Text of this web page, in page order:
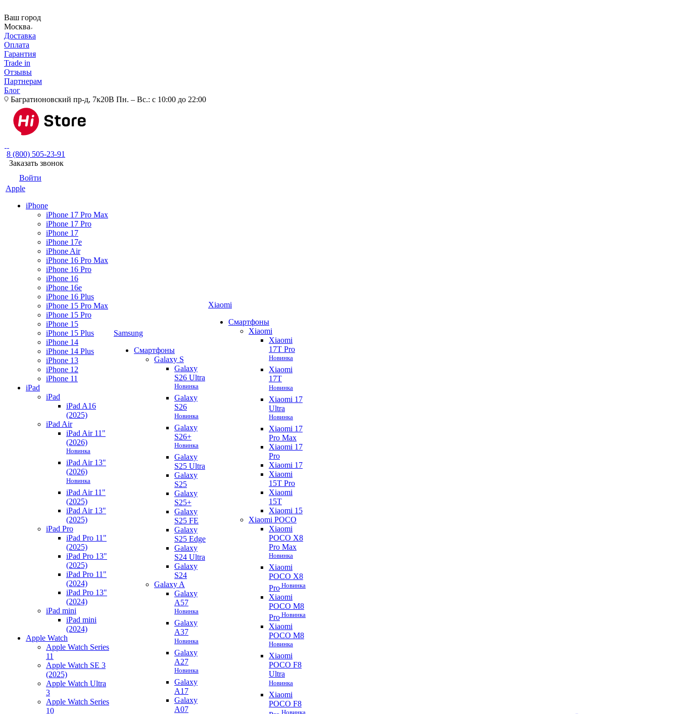
Ваш город
Москва
Доставка
Оплата
Гарантия
Trade in
Отзывы
Партнерам
Блог
Багратионовский пр-д, 7к20В Пн. – Вс.: с 10:00 до 22:00
8 (800) 505-23-91
Заказать звонок
Войти
Apple
iPhone
iPhone 17 Pro Max
iPhone 17 Pro
iPhone 17
iPhone 17e
iPhone Air
iPhone 16 Pro Max
iPhone 16 Pro
iPhone 16
iPhone 16e
iPhone 16 Plus
iPhone 15 Pro Max
iPhone 15 Pro
iPhone 15
iPhone 15 Plus
iPhone 14
iPhone 14 Plus
iPhone 13
iPhone 12
iPhone 11
iPad
iPad
iPad A16
(2025)
iPad Air
iPad Air 11"
(2026)
Новинка
iPad Air 13"
(2026)
Новинка
iPad Air 11"
(2025)
iPad Air 13"
(2025)
iPad Pro
iPad Pro 11"
(2025)
iPad Pro 13"
(2025)
iPad Pro 11"
(2024)
iPad Pro 13"
(2024)
iPad mini
iPad mini
(2024)
Apple Watch
Apple Watch Series
11
Apple Watch SE 3
(2025)
Apple Watch Ultra
3
Apple Watch Series
10
Samsung
Смартфоны
Galaxy S
Galaxy
S26 Ultra
Новинка
Galaxy
S26
Новинка
Galaxy
S26+
Новинка
Galaxy
S25 Ultra
Galaxy
S25
Galaxy
S25+
Galaxy
S25 FE
Galaxy
S25 Edge
Galaxy
S24 Ultra
Galaxy
S24
Galaxy A
Galaxy
A57
Новинка
Galaxy
A37
Новинка
Galaxy
A27
Новинка
Galaxy
A17
Galaxy
A07
Xiaomi
Смартфоны
Xiaomi
Xiaomi
17T Pro
Новинка
Xiaomi
17T
Новинка
Xiaomi 17
Ultra
Новинка
Xiaomi 17
Pro Max
Xiaomi 17
Pro
Xiaomi 17
Xiaomi
15T Pro
Xiaomi
15T
Xiaomi 15
Xiaomi POCO
Xiaomi
POCO X8
Pro Max
Новинка
Xiaomi
POCO X8
Pro Новинка
Xiaomi
POCO M8
Pro Новинка
Xiaomi
POCO M8
Новинка
Xiaomi
POCO F8
Ultra
Новинка
Xiaomi
POCO F8
Новинка